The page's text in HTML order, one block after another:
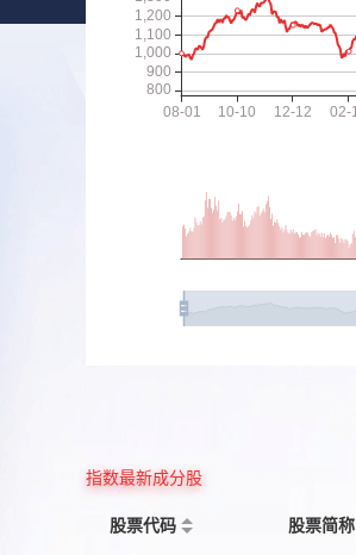
指数最新成分股
股票代码
股票简称